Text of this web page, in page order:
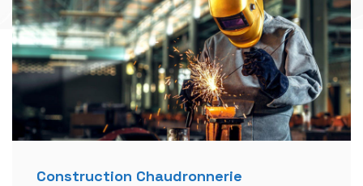
Construction Chaudronnerie